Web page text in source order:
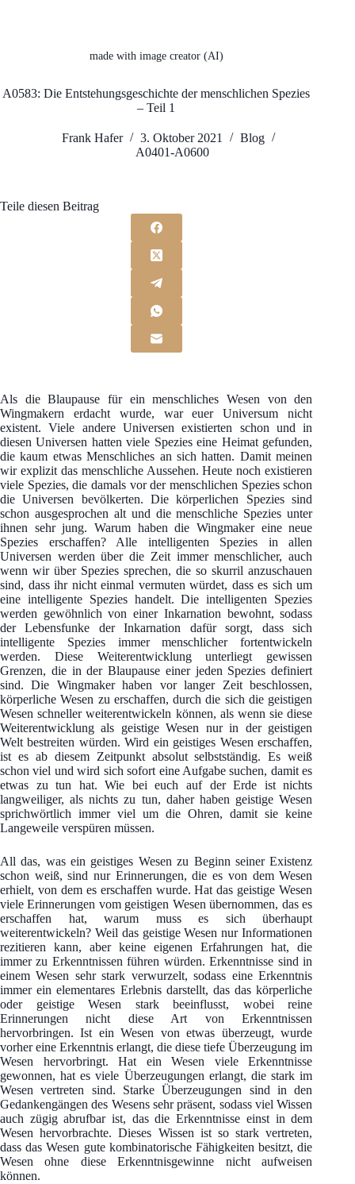
made with image creator (AI)
A0583: Die Entstehungsgeschichte der menschlichen Spezies
– Teil 1
Frank Hafer 3. Oktober 2021
Blog
A0401-A0600
Teile diesen Beitrag
Als die Blaupause für ein menschliches Wesen von den
Wingmakern erdacht wurde, war euer Universum nicht
existent. Viele andere Universen existierten schon und in
diesen Universen hatten viele Spezies eine Heimat gefunden,
die kaum etwas Menschliches an sich hatten. Damit meinen
wir explizit das menschliche Aussehen. Heute noch existieren
viele Spezies, die damals vor der menschlichen Spezies schon
die Universen bevölkerten. Die körperlichen Spezies sind
schon ausgesprochen alt und die menschliche Spezies unter
ihnen sehr jung. Warum haben die Wingmaker eine neue
Spezies erschaffen? Alle intelligenten Spezies in allen
Universen werden über die Zeit immer menschlicher, auch
wenn wir über Spezies sprechen, die so skurril anzuschauen
sind, dass ihr nicht einmal vermuten würdet, dass es sich um
eine intelligente Spezies handelt. Die intelligenten Spezies
werden gewöhnlich von einer Inkarnation bewohnt, sodass
der Lebensfunke der Inkarnation dafür sorgt, dass sich
intelligente Spezies immer menschlicher fortentwickeln
werden. Diese Weiterentwicklung unterliegt gewissen
Grenzen, die in der Blaupause einer jeden Spezies definiert
sind. Die Wingmaker haben vor langer Zeit beschlossen,
körperliche Wesen zu erschaffen, durch die sich die geistigen
Wesen schneller weiterentwickeln können, als wenn sie diese
Weiterentwicklung als geistige Wesen nur in der geistigen
Welt bestreiten würden. Wird ein geistiges Wesen erschaffen,
ist es ab diesem Zeitpunkt absolut selbstständig. Es weiß
schon viel und wird sich sofort eine Aufgabe suchen, damit es
etwas zu tun hat. Wie bei euch auf der Erde ist nichts
langweiliger, als nichts zu tun, daher haben geistige Wesen
sprichwörtlich immer viel um die Ohren, damit sie keine
Langeweile verspüren müssen.
All das, was ein geistiges Wesen zu Beginn seiner Existenz
schon weiß, sind nur Erinnerungen, die es von dem Wesen
erhielt, von dem es erschaffen wurde. Hat das geistige Wesen
viele Erinnerungen vom geistigen Wesen übernommen, das es
erschaffen hat, warum muss es sich überhaupt
weiterentwickeln? Weil das geistige Wesen nur Informationen
rezitieren kann, aber keine eigenen Erfahrungen hat, die
immer zu Erkenntnissen führen würden. Erkenntnisse sind in
einem Wesen sehr stark verwurzelt, sodass eine Erkenntnis
immer ein elementares Erlebnis darstellt, das das körperliche
oder geistige Wesen stark beeinflusst, wobei reine
Erinnerungen nicht diese Art von Erkenntnissen
hervorbringen. Ist ein Wesen von etwas überzeugt, wurde
vorher eine Erkenntnis erlangt, die diese tiefe Überzeugung im
Wesen hervorbringt. Hat ein Wesen viele Erkenntnisse
gewonnen, hat es viele Überzeugungen erlangt, die stark im
Wesen vertreten sind. Starke Überzeugungen sind in den
Gedankengängen des Wesens sehr präsent, sodass viel Wissen
auch zügig abrufbar ist, das die Erkenntnisse einst in dem
Wesen hervorbrachte. Dieses Wissen ist so stark vertreten,
dass das Wesen gute kombinatorische Fähigkeiten besitzt, die
Wesen ohne diese Erkenntnisgewinne nicht aufweisen
können.